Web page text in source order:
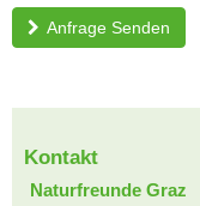
Anfrage Senden
Kontakt
Naturfreunde Graz